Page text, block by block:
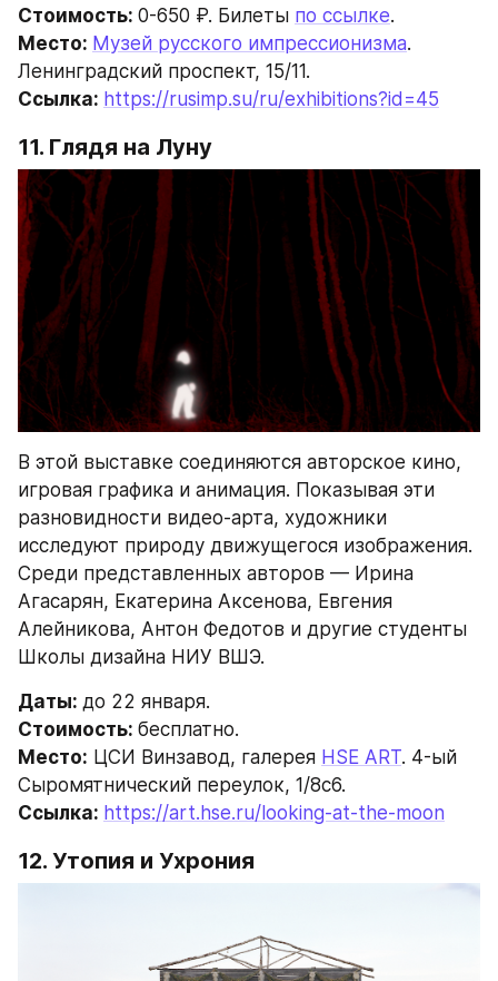
Стоимость: 0-650 ₽. Билеты по ссылке.
Место: Музей русского импрессионизма.
Ленинградский проспект, 15/11.
Ссылка: https://rusimp.su/ru/exhibitions?id=45
11. Глядя на Луну
В этой выставке соединяются авторское кино,
игровая графика и анимация. Показывая эти
разновидности видео-арта, художники
исследуют природу движущегося изображения.
Среди представленных авторов — Ирина
Агасарян, Екатерина Аксенова, Евгения
Алейникова, Антон Федотов и другие студенты
Школы дизайна НИУ ВШЭ.
Даты: до 22 января.
Стоимость: бесплатно.
Место: ЦСИ Винзавод, галерея HSE ART. 4-ый
Сыромятнический переулок, 1/8с6.
Ссылка: https://art.hse.ru/looking-at-the-moon
12. Утопия и Ухрония